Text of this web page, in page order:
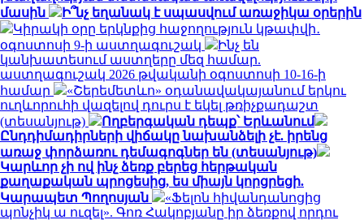
մասին
Ի՞նչ եղանակ է սպասվում առաջիկա օրերին
Կիրակի օրը երկնքից հաջողություն կթափվի․
օգոստոսի 9-ի աստղագուշակ
Ինչ են
կանխատեսում աստղերը մեզ համար.
աստղագուշակ 2026 թվականի օգոստոսի 10-16-ի
համար
«Շերեմետևո» օդանավակայանում երկու
ուղևորուհի վազելով դուրս է եկել թռիչքադաշտ
(տեսանյութ)
Ողբերգական դեպք՝ Երևանում
Ընդդիմադիրների վիճակը նախանձելի չէ. իրենց
առաջ փորձառու դեմագոգներ են (տեսանյութ)
Կարևոր չի ով ինչ ձեռք բերեց հերթական
քաղաքական պրոցեսից, ես միայն կորցրեցի.
Կարապետ Պողոսյան
«Ֆելոն հիվանդանոցից
պոնչիկ ա ուզել». Գոռ Հակոբյանը իր ձեռքով որդու